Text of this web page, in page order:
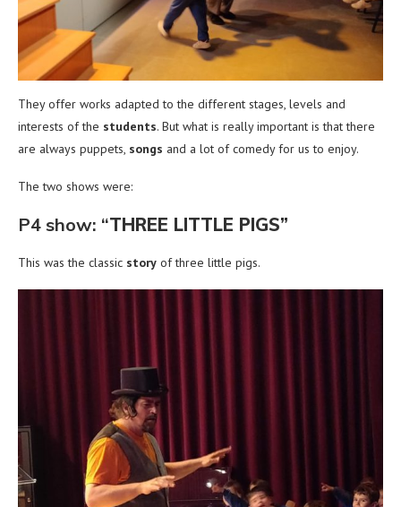
They offer works adapted to the different stages, levels and
interests of the students. But what is really important is that there
are always puppets, songs and a lot of comedy for us to enjoy.
The two shows were:
P4 show: “THREE LITTLE PIGS”
This was the classic story of three little pigs.